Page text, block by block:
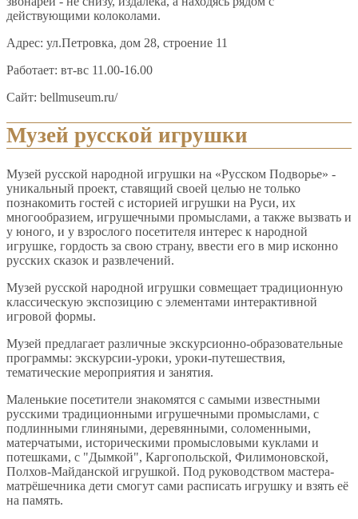
действующими колоколами.
Адрес: ул.Петровка, дом 28, строение 11
Работает: вт-вс 11.00-16.00
Сайт: bellmuseum.ru/
Музей русской игрушки
Музей русской народной игрушки на «Русском Подворье» -
уникальный проект, ставящий своей целью не только
познакомить гостей с историей игрушки на Руси, их
многообразием, игрушечными промыслами, а также вызвать и
у юного, и у взрослого посетителя интерес к народной
игрушке, гордость за свою страну, ввести его в мир исконно
русских сказок и развлечений.
Музей русской народной игрушки совмещает традиционную
классическую экспозицию с элементами интерактивной
игровой формы.
Музей предлагает различные экскурсионно-образовательные
программы: экскурсии-уроки, уроки-путешествия,
тематические мероприятия и занятия.
Маленькие посетители знакомятся с самыми известными
русскими традиционными игрушечными промыслами, с
подлинными глиняными, деревянными, соломенными,
матерчатыми, историческими промысловыми куклами и
потешками, с "Дымкой", Каргопольской, Филимоновской,
Полхов-Майданской игрушкой. Под руководством мастера-
матрёшечника дети смогут сами расписать игрушку и взять её
на память.